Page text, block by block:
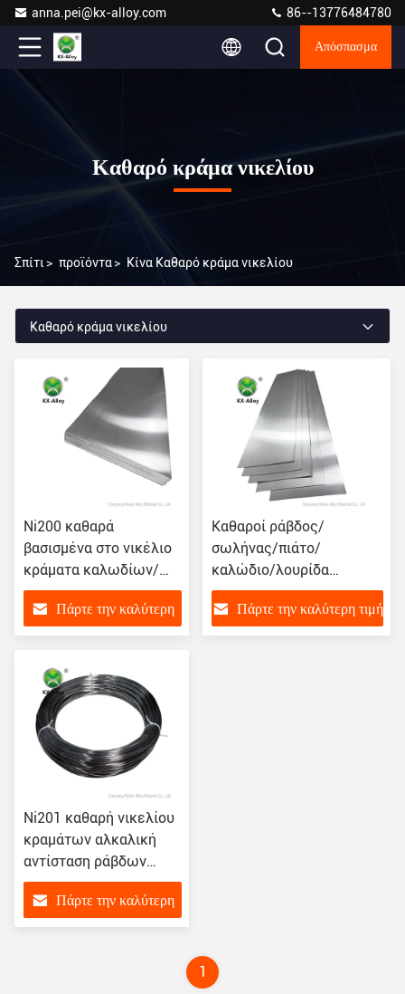
anna.pei@kx-alloy.com 86--13776484780
Απόσπασμα
Καθαρό κράμα νικελίου
Σπίτι > προϊόντα> Κίνα Καθαρό κράμα νικελίου
Καθαρό κράμα νικελίου
Ni200 καθαρά
βασισμένα στο νικέλιο
κράματα καλωδίων/
λουρίδων/ράβδων/
σωλήνων/πιάτων
κραμάτων νικελίου
Πάρτε την καλύτερη
Καθαροί ράβδος/
σωλήνας/πιάτο/
καλώδιο/λουρίδα
αντίστασης διάβρωσης
κραμάτων νικελίου N6 N5
N4
Πάρτε την καλύτερη τιμή
Ni201 καθαρή νικελίου
κραμάτων αλκαλική
αντίσταση ράβδων
λουρίδων ελαφριά
Πάρτε την καλύτερη
1